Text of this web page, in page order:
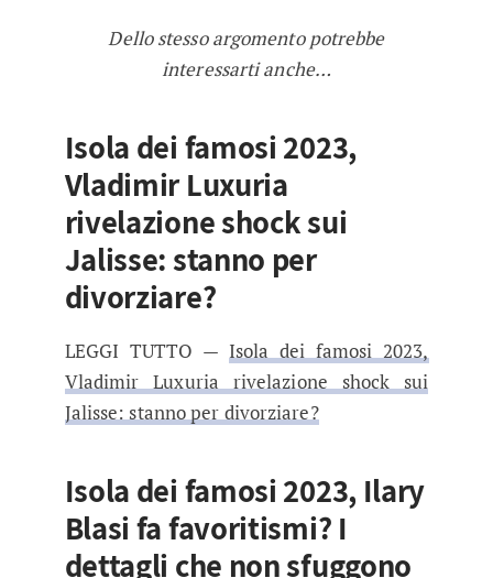
Dello stesso argomento potrebbe
interessarti anche…
Isola dei famosi 2023,
Vladimir Luxuria
rivelazione shock sui
Jalisse: stanno per
divorziare?
LEGGI TUTTO — Isola dei famosi 2023,
Vladimir Luxuria rivelazione shock sui
Jalisse: stanno per divorziare?
Isola dei famosi 2023, Ilary
Blasi fa favoritismi? I
dettagli che non sfuggono